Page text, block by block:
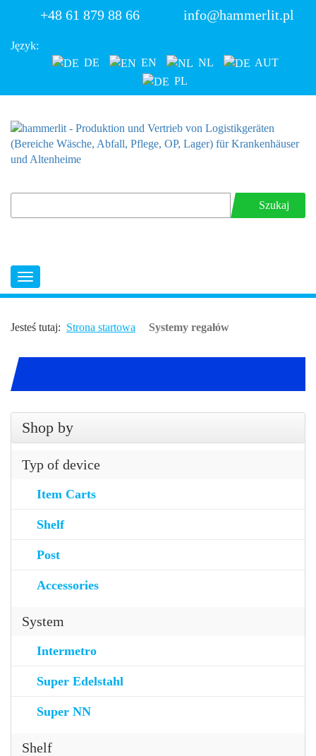
+48 61 879 88 66 info@hammerlit.pl
Język:
DE
EN NL
AUT
PL
Szukaj
Jesteś tutaj: Strona startowa Systemy regałów
Shop by
Typ of device
Item Carts
Shelf
Post
Accessories
System
Intermetro
Super Edelstahl
Super NN
Shelf